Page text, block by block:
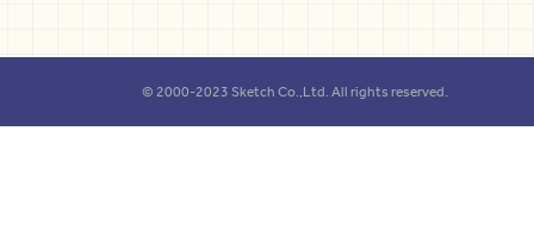
© 2000-2023 Sketch Co.,Ltd. All rights reserved.